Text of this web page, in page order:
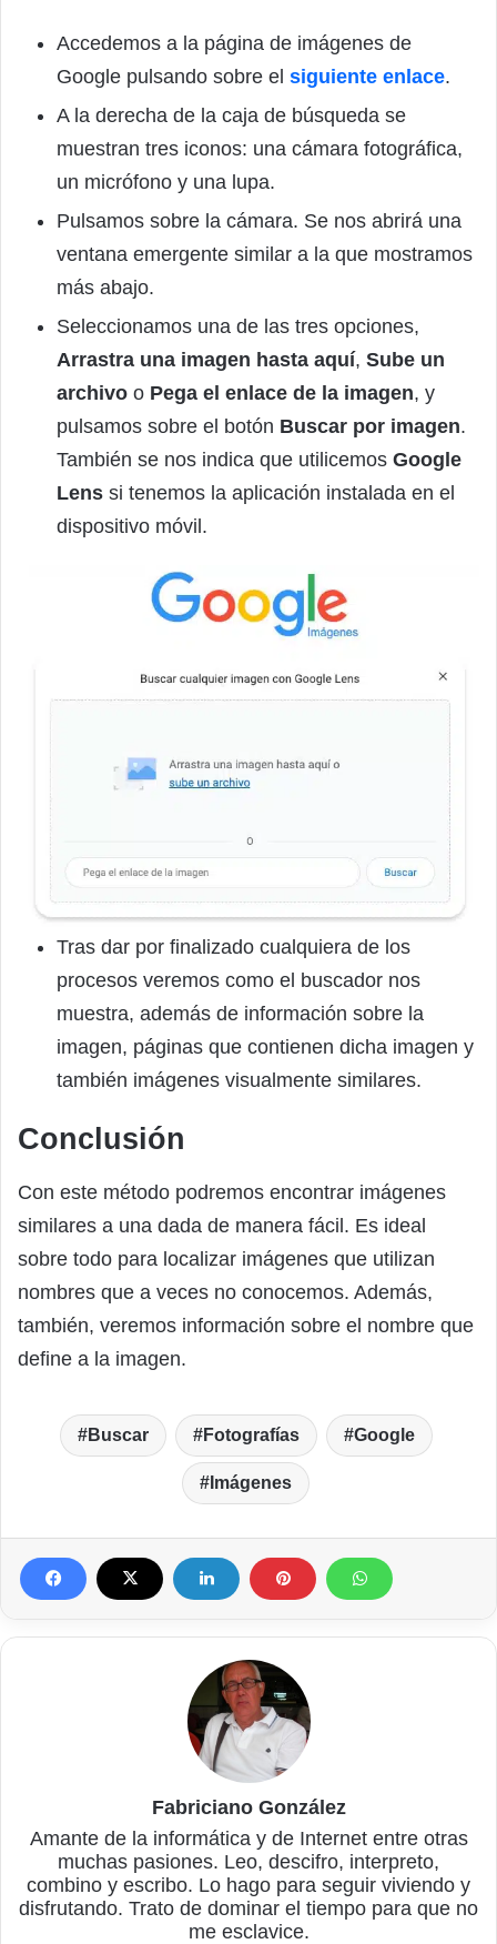
Accedemos a la página de imágenes de
Google pulsando sobre el siguiente enlace.
A la derecha de la caja de búsqueda se
muestran tres iconos: una cámara fotográfica,
un micrófono y una lupa.
Pulsamos sobre la cámara. Se nos abrirá una
ventana emergente similar a la que mostramos
más abajo.
Seleccionamos una de las tres opciones,
Arrastra una imagen hasta aquí, Sube un
archivo o Pega el enlace de la imagen, y
pulsamos sobre el botón Buscar por imagen.
También se nos indica que utilicemos Google
Lens si tenemos la aplicación instalada en el
dispositivo móvil.
Tras dar por finalizado cualquiera de los
procesos veremos como el buscador nos
muestra, además de información sobre la
imagen, páginas que contienen dicha imagen y
también imágenes visualmente similares.
Conclusión
Con este método podremos encontrar imágenes
similares a una dada de manera fácil. Es ideal
sobre todo para localizar imágenes que utilizan
nombres que a veces no conocemos. Además,
también, veremos información sobre el nombre que
define a la imagen.
Buscar Fotografías Google
Imágenes
Fabriciano González
Amante de la informática y de Internet entre otras
muchas pasiones. Leo, descifro, interpreto,
combino y escribo. Lo hago para seguir viviendo y
disfrutando. Trato de dominar el tiempo para que no
me esclavice.